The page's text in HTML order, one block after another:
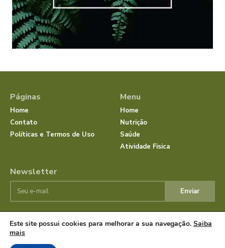
Páginas
Home
Contato
Políticas e Termos de Uso
Menu
Home
Nutrição
Saúde
Atividade Fisica
Newsletter
Enviar
© JornalSaudeBemEstar.Com.Br 2025 Todos os direitos
reservados.
Este site possui cookies para melhorar a sua navegação. Saiba
mais